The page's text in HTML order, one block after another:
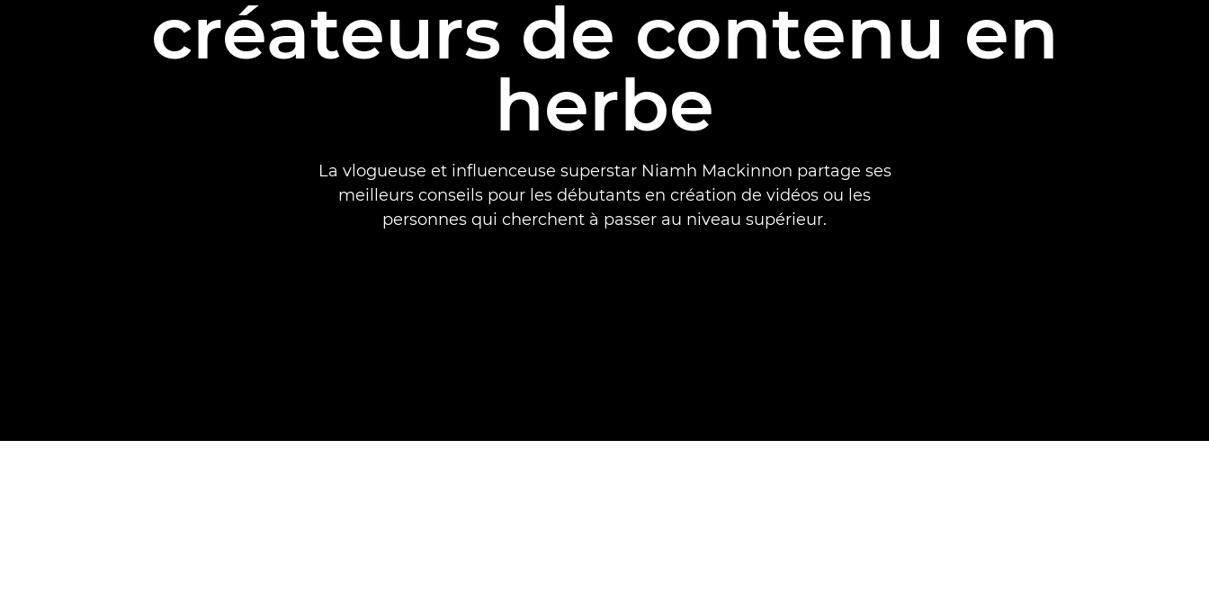
créateurs de contenu en
herbe
La vlogueuse et influenceuse superstar Niamh Mackinnon partage ses
meilleurs conseils pour les débutants en création de vidéos ou les
personnes qui cherchent à passer au niveau supérieur.